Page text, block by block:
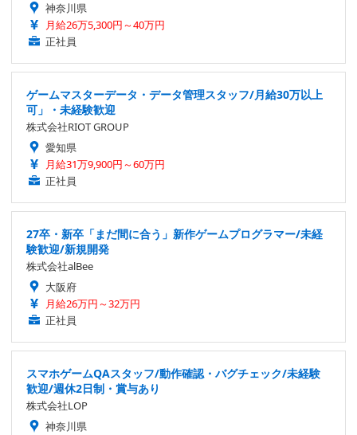
神奈川県
月給26万5,300円～40万円
正社員
ゲームマスターデータ・データ管理スタッフ/月給30万以上
可」・未経験歓迎
株式会社RIOT GROUP
愛知県
月給31万9,900円～60万円
正社員
27卒・新卒「まだ間に合う」新作ゲームプログラマー/未経
験歓迎/新規開発
株式会社alBee
大阪府
月給26万円～32万円
正社員
スマホゲームQAスタッフ/動作確認・バグチェック/未経験
歓迎/週休2日制・賞与あり
株式会社LOP
神奈川県